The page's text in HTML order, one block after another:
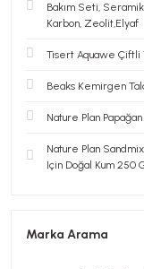
Bakım Seti,
Karbon, Zeolit,Elyaf
Tisert Aquawe Çiftli
Beaks Kemirgen
Nature Plan
Nature Plan
Için Doğal Kum 250
Marka Arama